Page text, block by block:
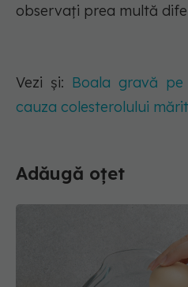
observați prea multă
Vezi și: Boala gravă
cauza colesterolului
Adăugă oțet